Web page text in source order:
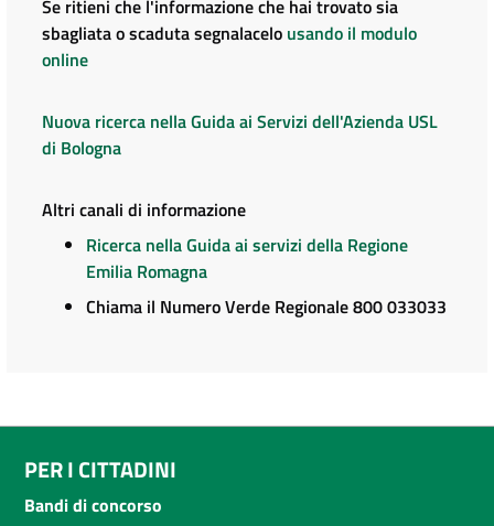
Se ritieni che l'informazione che hai trovato sia
sbagliata o scaduta segnalacelo usando il modulo
online
Nuova ricerca nella Guida ai Servizi dell'Azienda USL
di Bologna
Altri canali di informazione
Ricerca nella Guida ai servizi della Regione
Emilia Romagna
Chiama il Numero Verde Regionale 800 033033
PER I CITTADINI
Bandi di concorso